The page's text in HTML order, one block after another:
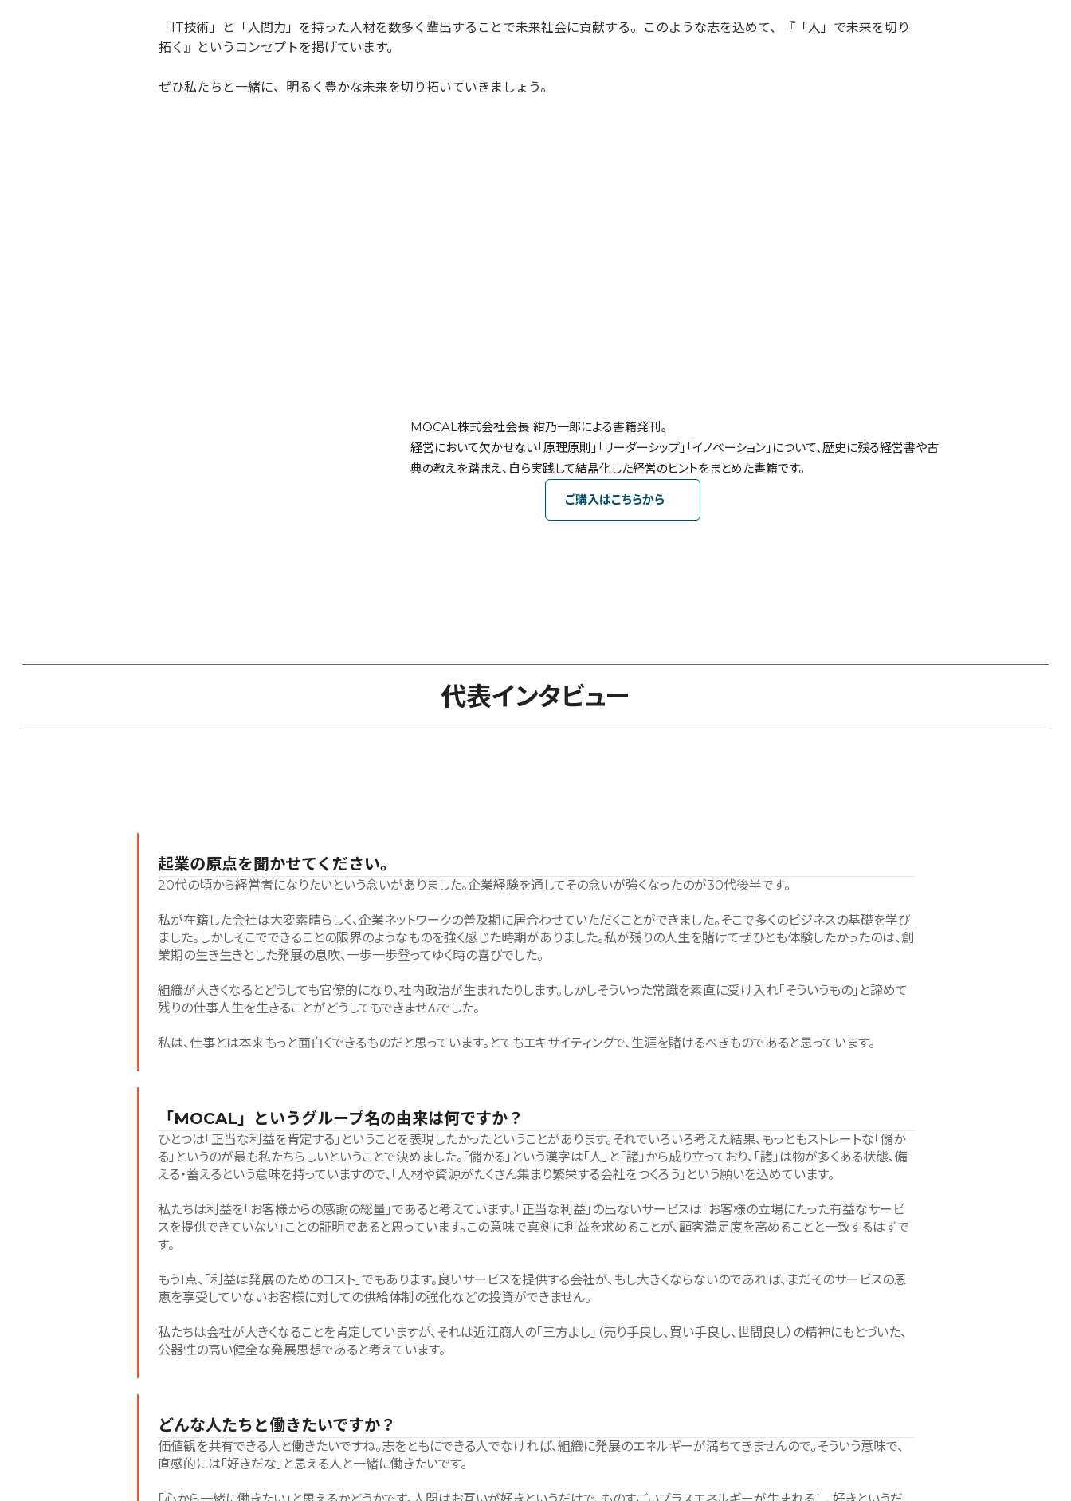
「IT技術」と「人間力」を持った人材を数多く輩出することで未来社会に貢献する。このような志を込めて、『「人」で未来を切り
拓く』というコンセプトを掲げています。
ぜひ私たちと一緒に、明るく豊かな未来を切り拓いていきましょう。
MOCAL株式会社会長 紺乃一郎による書籍発刊。
経営において欠かせない「原理原則」「リーダーシップ」「イノベーション」について、歴史に残る経営書や古
典の教えを踏まえ、自ら実践して結晶化した経営のヒントをまとめた書籍です。
ご購入はこちらから
代表インタビュー
起業の原点を聞かせてください。
20代の頃から経営者になりたいという念いがありました。企業経験を通してその念いが強くなったのが30代後半です。
私が在籍した会社は大変素晴らしく、企業ネットワークの普及期に居合わせていただくことができました。そこで多くのビジネスの基礎を学び
ました。しかしそこでできることの限界のようなものを強く感じた時期がありました。私が残りの人生を賭けてぜひとも体験したかったのは、創
業期の生き生きとした発展の息吹、一歩一歩登ってゆく時の喜びでした。
組織が大きくなるとどうしても官僚的になり、社内政治が生まれたりします。しかしそういった常識を素直に受け入れ「そういうもの」と諦めて
残りの仕事人生を生きることがどうしてもできませんでした。
私は、仕事とは本来もっと面白くできるものだと思っています。とてもエキサイティングで、生涯を賭けるべきものであると思っています。
「MOCAL」というグループ名の由来は何ですか？
ひとつは「正当な利益を肯定する」ということを表現したかったということがあります。それでいろいろ考えた結果、もっともストレートな「儲か
る」というのが最も私たちらしいということで決めました。「儲かる」という漢字は「人」と「諸」から成り立っており、「諸」は物が多くある状態、備
える・蓄えるという意味を持っていますので、「人材や資源がたくさん集まり繁栄する会社をつくろう」という願いを込めています。
私たちは利益を「お客様からの感謝の総量」であると考えています。「正当な利益」の出ないサービスは「お客様の立場にたった有益なサービ
スを提供できていない」ことの証明であると思っています。この意味で真剣に利益を求めることが、顧客満足度を高めることと一致するはずで
す。
もう1点、「利益は発展のためのコスト」でもあります。良いサービスを提供する会社が、もし大きくならないのであれば、まだそのサービスの恩
恵を享受していないお客様に対しての供給体制の強化などの投資ができません。
私たちは会社が大きくなることを肯定していますが、それは近江商人の「三方よし」（売り手良し、買い手良し、世間良し）の精神にもとづいた、
公器性の高い健全な発展思想であると考えています。
どんな人たちと働きたいですか？
価値観を共有できる人と働きたいですね。志をともにできる人でなければ、組織に発展のエネルギーが満ちてきませんので。そういう意味で、
直感的には「好きだな」と思える人と一緒に働きたいです。